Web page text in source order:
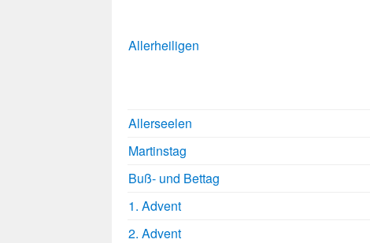
Allerheiligen
Allerseelen
Martinstag
Buß- und Bettag
1. Advent
2. Advent